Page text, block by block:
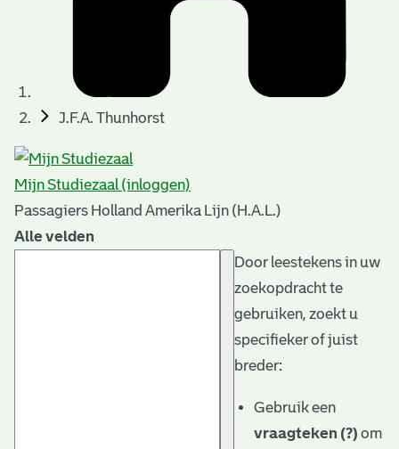
J.F.A. Thunhorst
Mijn Studiezaal (inloggen)
Passagiers Holland Amerika Lijn (H.A.L.)
Alle velden
Door leestekens in uw
zoekopdracht te
gebruiken, zoekt u
specifieker of juist
breder:
Gebruik een
vraagteken (?) om